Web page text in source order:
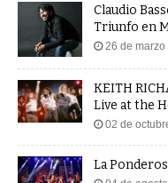
Claudio
Triunfo en
26 de marzo
KEITH
Live at the
02 de
La